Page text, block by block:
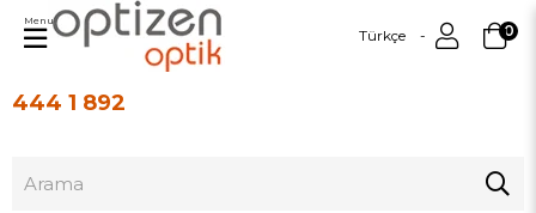
444 1 892
Türkçe 0
Menu